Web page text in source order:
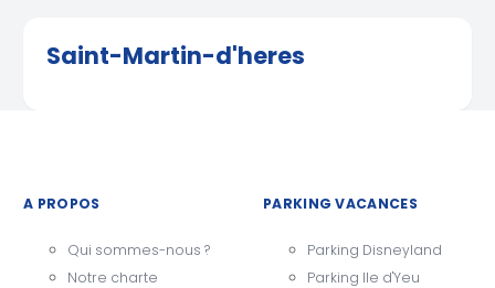
Saint-Martin-d'heres
A PROPOS
Qui sommes-nous ?
Notre charte
PARKING VACANCES
Parking Disneyland
Parking Ile d'Yeu